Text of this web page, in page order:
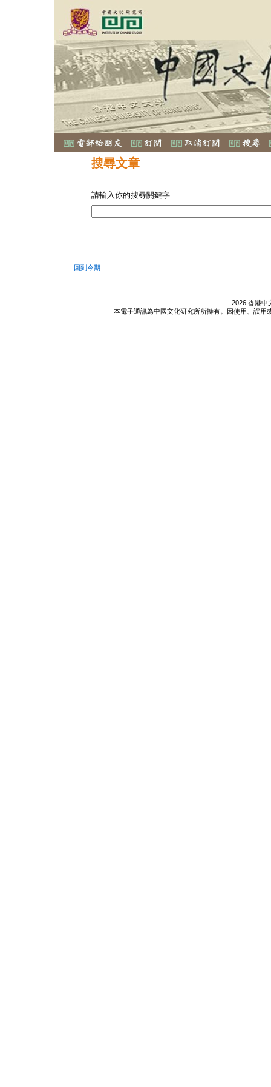
搜尋文章
請輸入你的搜尋關鍵字
回到今期
2026 香港中
本電子通訊為中國文化研究所所擁有。因使用、誤